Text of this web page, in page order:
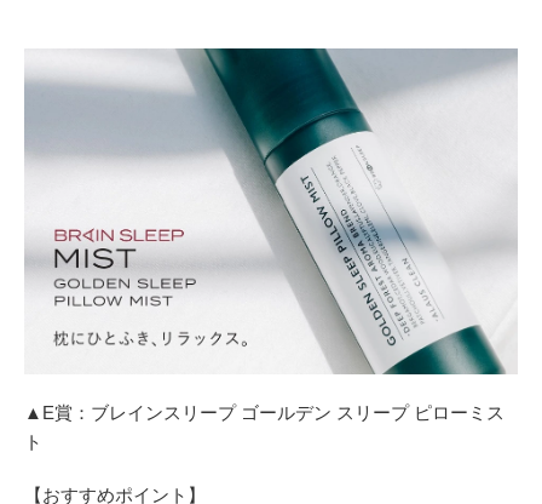
▲E賞：ブレインスリープ ゴールデン スリープ ピローミス
ト
【おすすめポイント】